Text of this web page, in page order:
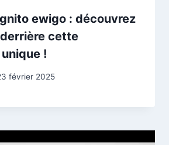
ewigo : découvrez
cette
!
février 2025